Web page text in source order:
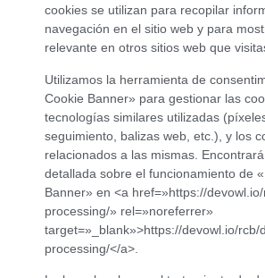
cookies se utilizan para recopilar
navegación en el sitio web y para
relevante en otros sitios web que
Utilizamos la herramienta de
Cookie Banner» para gestionar las
tecnologías similares utilizadas
seguimiento, balizas web, etc.), y los
relacionados a las mismas.
detallada sobre el funcionamiento de
Banner» en <a href=»https://
processing/» rel=»noreferrer»
target=»_blank»>https://devowl.io/rcb/
processing/</a>.